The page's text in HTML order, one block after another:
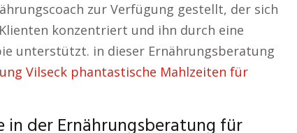
zur Verfügung gestellt, der sich
konzentriert und ihn durch eine
unterstützt. in dieser Ernährungsberatung
Vilseck phantastische Mahlzeiten für
in der Ernährungsberatung für